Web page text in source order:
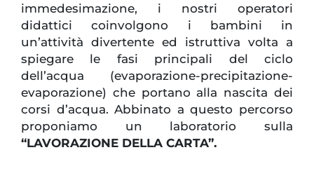
immedesimazione, i nostri operatori
didattici coinvolgono i bambini in
un’attività divertente ed istruttiva volta a
spiegare le fasi principali del ciclo
dell’acqua (evaporazione-precipitazione-
evaporazione) che portano alla nascita dei
corsi d’acqua. Abbinato a questo percorso
proponiamo un laboratorio sulla
“LAVORAZIONE DELLA CARTA”.